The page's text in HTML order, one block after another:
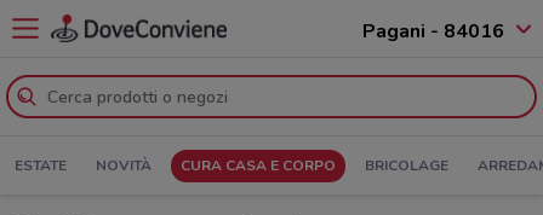
Pagani - 84016
ESTATE NOVITÀ CURA CASA E CORPO BRICOLAGE